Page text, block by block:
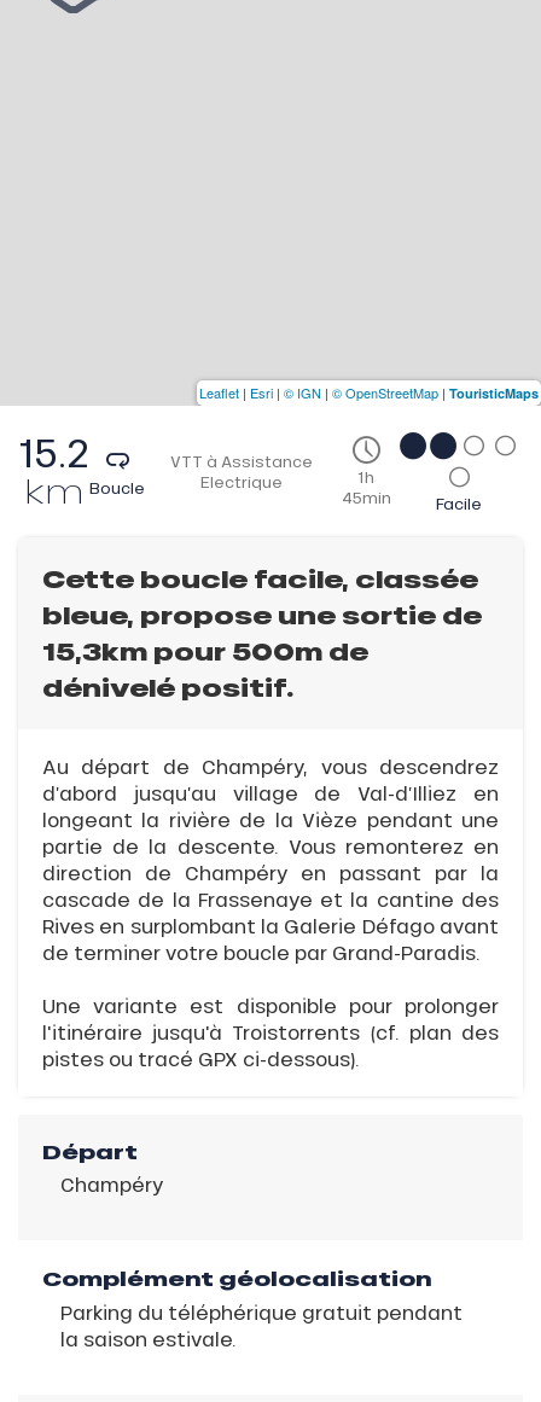
15.2
km Boucle
VTT à Assistance
Electrique
1h
45min
Facile
Cette boucle facile, classée
bleue, propose une sortie de
15,3km pour 500m de
dénivelé positif.
Au départ de Champéry, vous descendrez
d’abord jusqu’au village de Val-d’Illiez en
longeant la rivière de la Vièze pendant une
partie de la descente. Vous remonterez en
direction de Champéry en passant par la
cascade de la Frassenaye et la cantine des
Rives en surplombant la Galerie Défago avant
de terminer votre boucle par Grand-Paradis.
Une variante est disponible pour prolonger
l'itinéraire jusqu'à Troistorrents (cf. plan des
pistes ou tracé GPX ci-dessous).
Départ
Champéry
Complément géolocalisation
Parking du téléphérique gratuit pendant
la saison estivale.
Leaflet | Esri | © IGN | © OpenStreetMap | TouristicMaps